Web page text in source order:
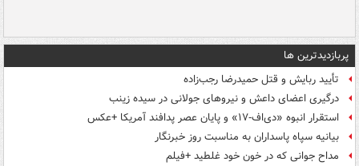
پربازدیدترین ها
تأیید ربایش و قتل حمیدرضا رجب‌زاده
درگیری اعضای داعش و نیروهای جولانی در سیده زینب
استقرار انبوه «دی‌اف‑۱۷» و پایان عصر پدافند آمریکا +عکس
بیانیه سپاه پاسداران به مناسبت روز خبرنگار
مداح جوانی که در خون خود غلطید +فیلم